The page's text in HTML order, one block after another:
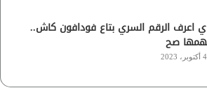
اعرف الرقم السري بتاع فودافون كاش..
صح
4 أكتوبر، 2023